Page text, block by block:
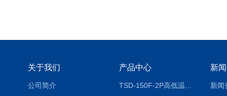
关于我们
公司简介
产品中心 新
新闻